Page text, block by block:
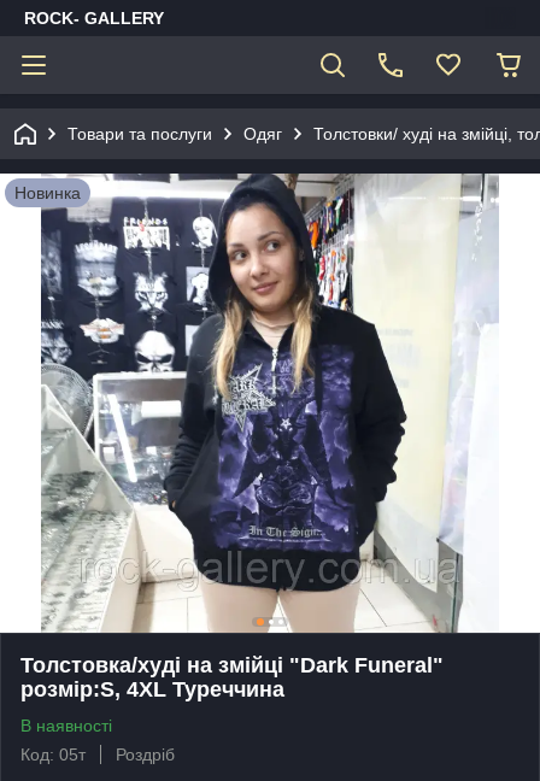
ROCK- GALLERY
Товари та послуги Одяг Толстовки/ худі на змійці,
Новинка
Толстовка/худi на змійці "Dark Funeral"
розмір:S, 4XL Туреччина
В наявності
Код: 05т
Роздріб